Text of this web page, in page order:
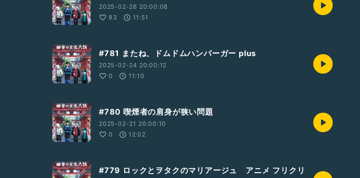
2025-02-26 20:00:08
83
11:51
#781 またね、ドムドムハンバーガー plus
2025-02-24 20:00:12
0
11:10
#780 喫煙者の肩身が狭い問題
2025-02-21 20:00:10
0
12:02
#779 ロックとヲタクのマリアージュ アニメ フリクリ